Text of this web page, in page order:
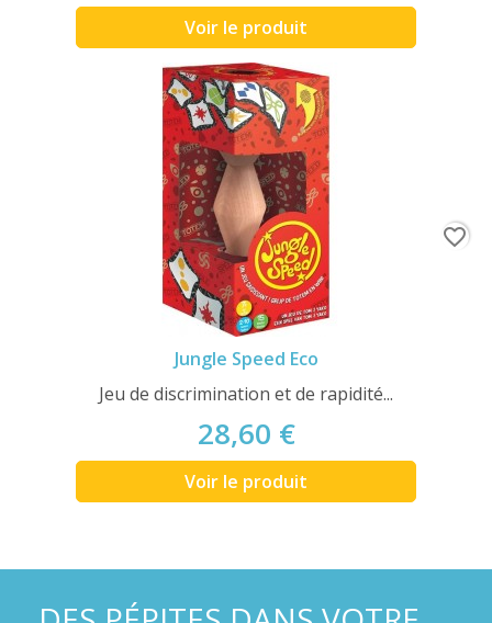
Voir le produit
Jungle Speed Eco
Jeu de discrimination et de rapidité...
28,60 €
Voir le produit
favorite_border